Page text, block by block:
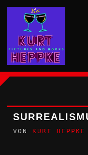
Inhalt
springen
VON KURT HEPPKE